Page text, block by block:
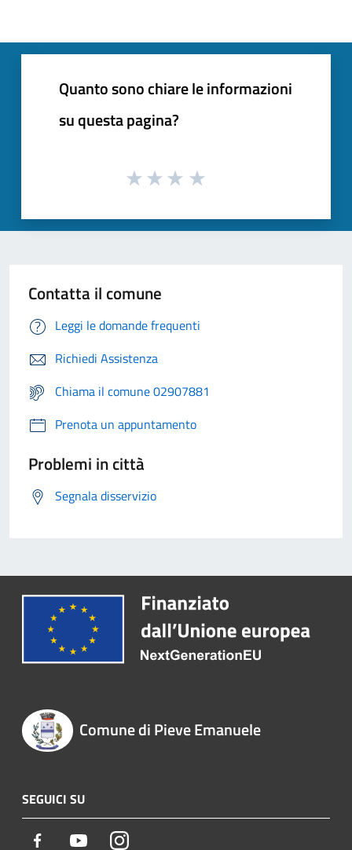
Quanto sono chiare le informazioni
su questa pagina?
Contatta il comune
Leggi le domande frequenti
Richiedi Assistenza
Chiama il comune 02907881
Prenota un appuntamento
Problemi in città
Segnala disservizio
Comune di Pieve Emanuele
SEGUICI SU
Facebook YoutubeInstagram